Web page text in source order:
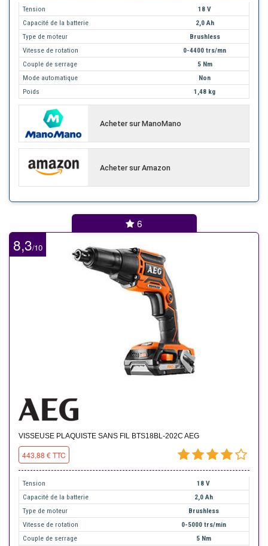
Tension
18 V
Capacité de la batterie
2,0 Ah
Type de moteur
Brushless
Vitesse de rotation
0-4400 trs/mn
Couple de serrage
5 Nm
Mode automatique
Non
Poids
1,48 kg
Acheter sur ManoMano
Acheter sur Amazon
6
8,3/10
VISSEUSE PLAQUISTE SANS FIL BTS18BL-202C AEG
443,88 € TTC
Tension
18 V
Capacité de la batterie
2,0 Ah
Type de moteur
Brushless
Vitesse de rotation
0-5000 trs/min
Couple de serrage
5 Nm